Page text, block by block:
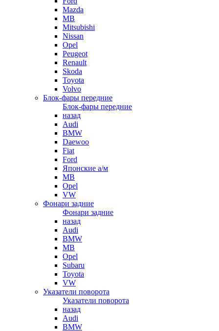
Mazda
MB
Mitsubishi
Nissan
Opel
Peugeot
Renault
Skoda
Toyota
Volvo
Блок-фары передние
Блок-фары передние
назад
Audi
BMW
Daewoo
Fiat
Ford
Японские а/м
MB
Opel
VW
Фонари задние
Фонари задние
назад
Audi
BMW
MB
Opel
Subaru
Toyota
VW
Указатели поворота
Указатели поворота
назад
Audi
BMW